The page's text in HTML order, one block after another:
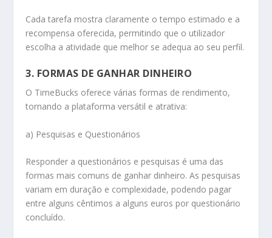
Cada tarefa mostra claramente o tempo estimado e a
recompensa oferecida, permitindo que o utilizador
escolha a atividade que melhor se adequa ao seu perfil.
3. FORMAS DE GANHAR DINHEIRO
O TimeBucks oferece várias formas de rendimento,
tornando a plataforma versátil e atrativa:
a) Pesquisas e Questionários
Responder a questionários e pesquisas é uma das
formas mais comuns de ganhar dinheiro. As pesquisas
variam em duração e complexidade, podendo pagar
entre alguns cêntimos a alguns euros por questionário
concluído.